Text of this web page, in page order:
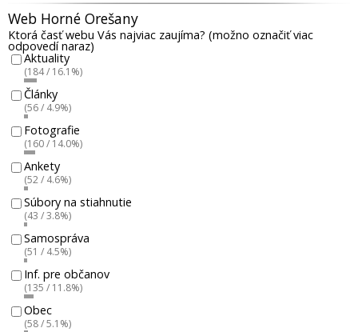
Web Horné Orešany
Ktorá časť webu Vás najviac zaujíma? (možno označiť viac
odpovedí naraz)
Aktuality
(184 / 16.1%)
Články
(56 / 4.9%)
Fotografie
(160 / 14.0%)
Ankety
(52 / 4.6%)
Súbory na stiahnutie
(43 / 3.8%)
Samospráva
(51 / 4.5%)
Inf. pre občanov
(135 / 11.8%)
Obec
(58 / 5.1%)